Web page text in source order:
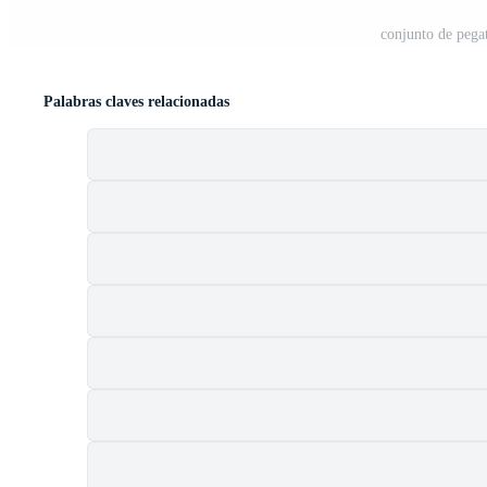
conjunto de
Palabras claves relacionadas